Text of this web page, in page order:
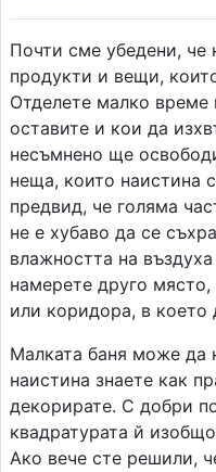
Почти сме убедени, че
продукти и вещи,
Отделете малко време
оставите и кои да
несъмнено ще
неща, които наистина
предвид, че голяма
не е хубаво да се
влажността на
намерете друго
или коридора, в което
Малката баня може да
наистина знаете как
декорирате. С добри
квадратурата й
Ако вече сте решили,